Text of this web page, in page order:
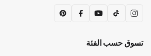
تسوق حسب الفئة